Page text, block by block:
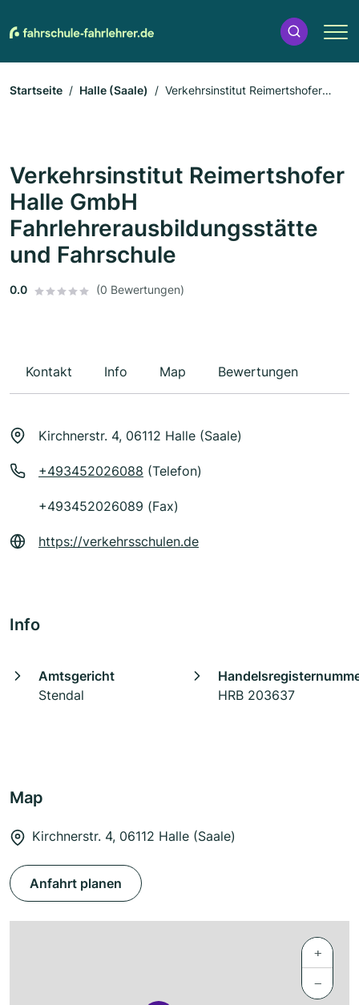
Startseite Halle (Saale)
Verkehrsinstitut Reimertshofer
Verkehrsinstitut Reimertshofer
Halle GmbH
Fahrlehrerausbildungsstätte
und Fahrschule
0.0 (0 Bewertungen)
Kontakt Info Map Bewertungen
Kirchnerstr. 4, 06112 Halle (Saale)
+493452026088 (Telefon)
+493452026089 (Fax)
https://verkehrsschulen.de
Info
Amtsgericht
Stendal
HRB 203637
Map
Kirchnerstr. 4, 06112 Halle (Saale)
Anfahrt planen
+
−